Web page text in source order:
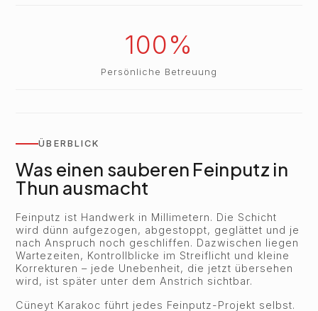
100%
Persönliche Betreuung
ÜBERBLICK
Was einen sauberen Feinputz in
Thun ausmacht
Feinputz ist Handwerk in Millimetern. Die Schicht
wird dünn aufgezogen, abgestoppt, geglättet und je
nach Anspruch noch geschliffen. Dazwischen liegen
Wartezeiten, Kontrollblicke im Streiflicht und kleine
Korrekturen – jede Unebenheit, die jetzt übersehen
wird, ist später unter dem Anstrich sichtbar.
Cüneyt Karakoc führt jedes Feinputz-Projekt selbst.